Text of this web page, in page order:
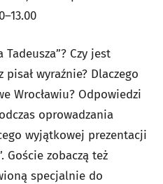
Czy jest
wyraźnie? Dlaczego
Wrocławiu? Odpowiedzi
oprowadzania
wyjątkowej prezentacji
Goście zobaczą też
specjalnie do